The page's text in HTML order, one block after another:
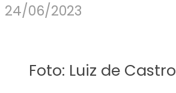
24/06/2023
Foto: Luiz de Castro